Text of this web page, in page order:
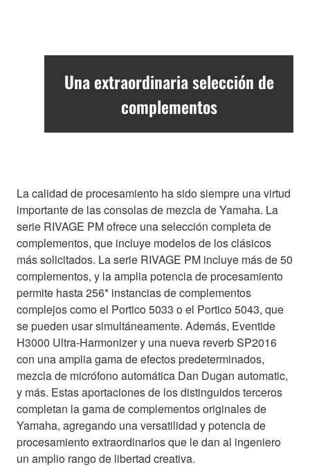
Una extraordinaria selección de
complementos
La calidad de procesamiento ha sido siempre una virtud
importante de las consolas de mezcla de Yamaha. La
serie RIVAGE PM ofrece una selección completa de
complementos, que incluye modelos de los clásicos
más solicitados. La serie RIVAGE PM incluye más de 50
complementos, y la amplia potencia de procesamiento
permite hasta 256* instancias de complementos
complejos como el Portico 5033 o el Portico 5043, que
se pueden usar simultáneamente. Además, Eventide
H3000 Ultra-Harmonizer y una nueva reverb SP2016
con una amplia gama de efectos predeterminados,
mezcla de micrófono automática Dan Dugan automatic,
y más. Estas aportaciones de los distinguidos terceros
completan la gama de complementos originales de
Yamaha, agregando una versatilidad y potencia de
procesamiento extraordinarios que le dan al ingeniero
un amplio rango de libertad creativa.